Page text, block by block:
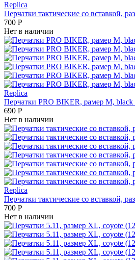
Replica
Перчатки тактические со вставкой,
700 Р
Нет в наличии
Replica
Перчатки PRO BIKER, рамер М, black
690 Р
Нет в наличии
Replica
Перчатки тактические со вставкой,
700 Р
Нет в наличии